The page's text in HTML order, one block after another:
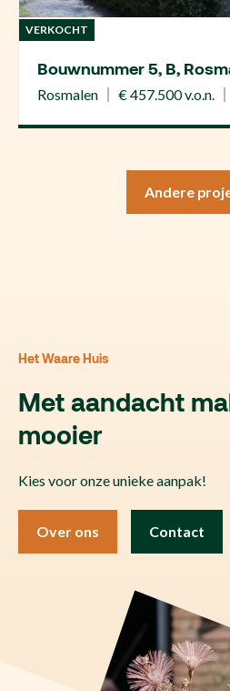
VERKOCHT
Bouwnummer 5, B,
Rosmalen € 457.500 v.o.n.
Andere
Het Waare Huis
Met aandacht
mooier
Kies voor onze unieke aanpak!
Over ons Contact